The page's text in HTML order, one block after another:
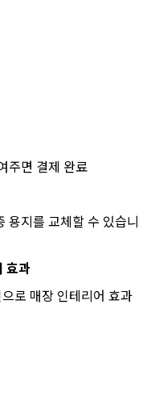
주면 결제 완료
용지를 교체할 수 있습니
효과
로 매장 인테리어 효과